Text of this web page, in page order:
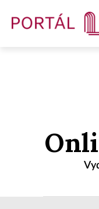
Časopisy